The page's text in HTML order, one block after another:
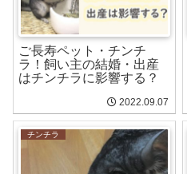
ご長寿ペット・チンチ
ラ！飼い主の結婚・出産
はチンチラに影響する？
2022.09.07
チンチラ